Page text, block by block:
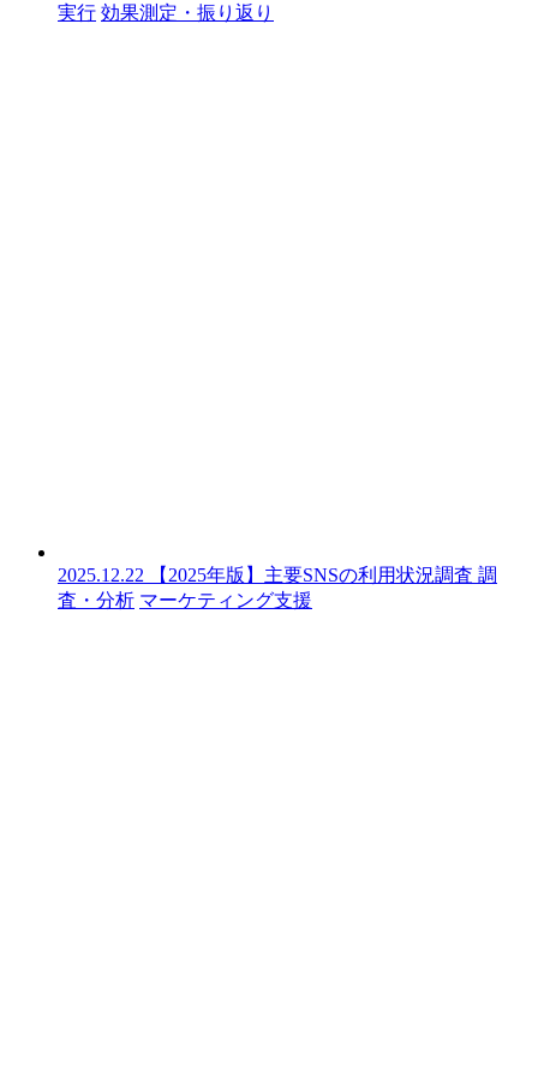
実行 効果測定・振り返り
2025.12.22 【2025年版】主要SNSの利用状況調査 調
査・分析 マーケティング支援